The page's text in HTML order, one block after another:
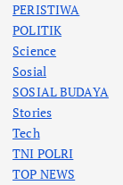
PERISTIWA
POLITIK
Science
Sosial
SOSIAL BUDAYA
Stories
Tech
TNI POLRI
TOP NEWS